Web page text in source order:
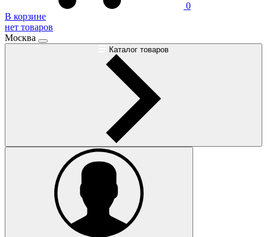
0
В корзине
нет товаров
Москва
Каталог товаров